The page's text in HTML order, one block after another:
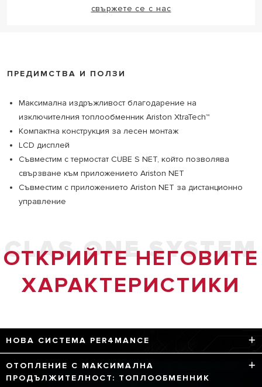
свържете се с нас
ПРЕДИМСТВА И ПОЛЗИ
Максимална издръжливост благодарение на
изключителния топлообменник Ariston XtraTech™
Компактна конструкция за лесен монтаж
LCD дисплей
Съвместим с термостат CUBE S NET, който позволява
свързване към приложението Ariston NET
Съвместим с приложението Ariston NET за дистанционно
управление
CLAS ONE SYSTEM
ОТКРИЙТЕ НЕГОВИТЕ
ХАРАКТЕРИСТИКИ
НОВА СИСТЕМА PER4MANCE
4 технологии за изключителна производителност:
ОТОПЛЕНИЕ С МАКСИМАЛНА
ПРОДЪЛЖИТЕЛНОСТ: ТОПЛООБМЕННИК